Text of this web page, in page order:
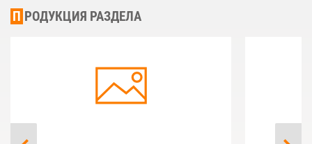
ПРОДУКЦИЯ РАЗДЕЛА